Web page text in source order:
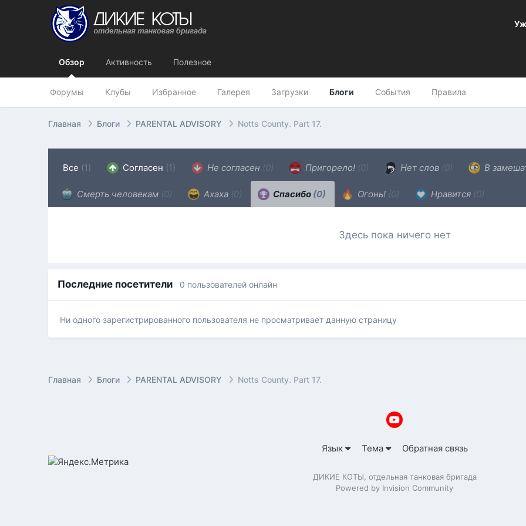
Обзор
Форумы Клубы Избранное Галерея Загрузки Блоги События Правила
Активность Полезное
Главная Блоги PARENTAL ADVISORY Notts County. Part 17.
Все (1) Согласен (1) Не согласен (0) Пригорело! (0) Нет слов (0) В
Смерть человекам (0) Ахаха (0) Спасибо (0) Огонь! (0) Нравится (0)
Здесь пока ничего нет
Последние посетители 0 пользователей онлайн
Ни одного зарегистрированного пользователя не просматривает данную страницу
Главная Блоги PARENTAL ADVISORY Notts County. Part 17.
Язык Тема Обратная связь
ДИКИЕ КОТЫ, отдельная танковая бригада
Powered by Invision Community